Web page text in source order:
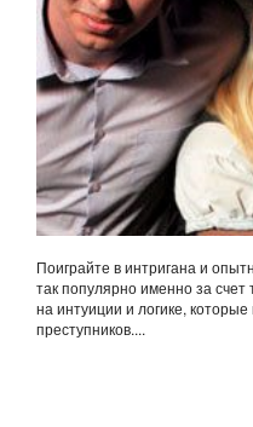
Поиграйте в интригана и
так популярно именно за
на интуиции и логике,
преступников....